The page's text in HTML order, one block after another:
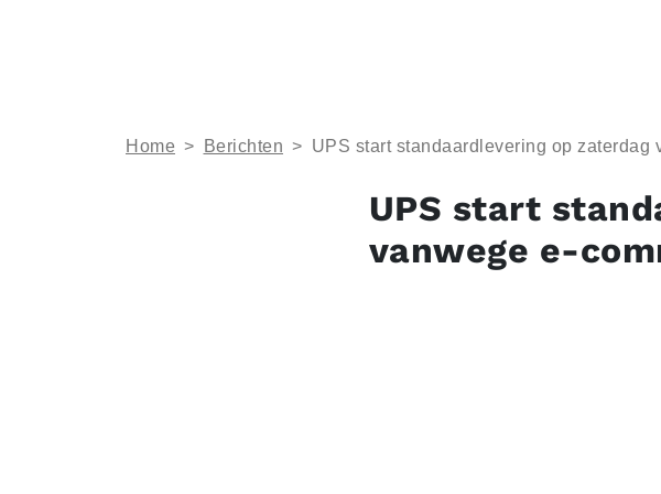
Home > Berichten > UPS start standaardlevering op zaterdag
UPS start
vanwege e-